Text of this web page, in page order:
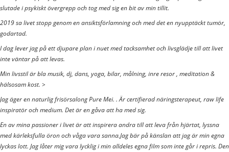
slutade i psykiskt övergrepp och tog med sig en bit av min tillit.
2019 sa livet stopp genom en ansiktsförlamning och med det en nyupptäckt tumör,
godartad.
I dag lever jag på ett djupare plan i nuet med tacksamhet och livsglädje till att livet
inte väntar på att levas.
Min livsstil är bla musik, dj, dans, yoga, bilar, målning, inre resor , meditation &
hälsosam kost. >
Jag äger en naturlig frisörsalong Pure Mei. . Är certifierad näringsterapeut, raw life
inspiratör och medium. Det är en gåva att ha med sig.
En av mina passioner i livet är att inspirera andra till att leva från hjärtat, lyssna
med kärleksfulla öron och våga vara sanna.Jag bär på känslan att jag är min egna
lyckas lott. Jag låter mig vara lycklig i min alldeles egna film som inte går i repris. Den